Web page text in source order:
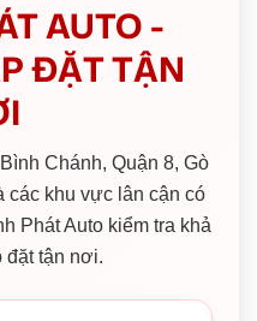
AUTO -
ĐẶT TẬN
Chánh, Quận 8, Gò
các khu vực lân cận có
Phát Auto kiểm tra khả
đặt tận nơi.